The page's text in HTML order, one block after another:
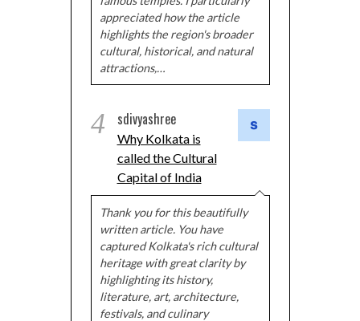
appreciated how the article
highlights the region's broader
cultural, historical, and natural
attractions,…
4 sdivyashree
Why Kolkata is
called the Cultural
Capital of India
Thank you for this beautifully
written article. You have
captured Kolkata's rich cultural
heritage with great clarity by
highlighting its history,
literature, art, architecture,
festivals, and culinary